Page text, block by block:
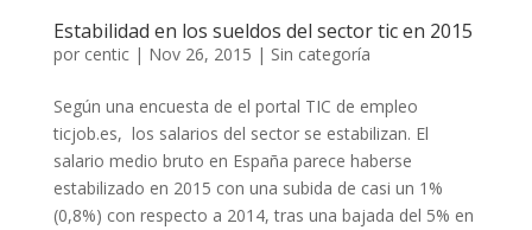
Estabilidad en los sueldos del sector tic en 2015
por centic| Nov 26, 2015 | Sin categoría
Según una encuesta de el portal TIC de empleo
ticjob.es, los salarios del sector se estabilizan. El
salario medio bruto en España parece haberse
estabilizado en 2015 con una subida de casi un 1%
(0,8%) con respecto a 2014, tras una bajada del 5% en